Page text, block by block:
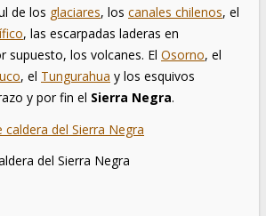
de los glaciares, los canales chilenos, el
, las escarpadas laderas en
supuesto, los volcanes. El Osorno, el
, el Tungurahua y los esquivos
y por fin el Sierra Negra.
del Sierra Negra